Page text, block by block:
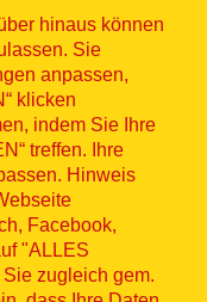
hinaus können
Sie
anpassen,
klicken
indem Sie Ihre
treffen. Ihre
Hinweis
Facebook,
"ALLES
zugleich gem.